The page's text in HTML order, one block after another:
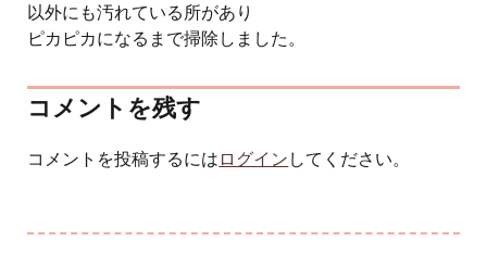
以外にも汚れている所があり
ピカピカになるまで掃除しました。
コメントを残す
コメントを投稿するには ログイン してください。